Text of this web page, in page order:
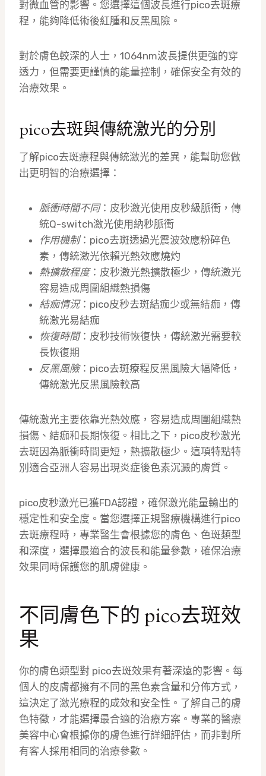
對微血管的影響。您選擇這個波長進行pico去斑療
程，能夠降低術後紅腫和反黑風險。
對於膚色較深的人士，1064nm波長提供更強的穿
透力，但需要更謹慎的能量控制，確保安全有效的
治療效果。
pico去斑與傳統激光的分別
了解pico去斑療程與傳統激光的差異，能幫助您做
出更明智的治療選擇：
脈衝時間不同：皮秒激光使用皮秒級脈衝，傳
統Q-switch激光使用納秒脈衝
作用機制：pico去斑透過光震波效應粉碎色
素，傳統激光依賴光熱效應燒灼
熱擴散程度：皮秒激光熱擴散極少，傳統激光
容易造成周圍組織熱損傷
結痂情況：pico皮秒去斑結痂少或無結痂，傳
統激光易結痂
恢復時間：皮秒技術恢復快，傳統激光需要較
長恢復期
反黑風險：pico去斑療程反黑風險大幅降低，
傳統激光反黑風險較高
傳統激光主要依靠光熱效應，容易造成周圍組織熱
損傷、結痂和長期恢復。相比之下，pico皮秒激光
去斑因為脈衝時間更短，熱擴散極少。這項特點特
別適合亞洲人容易出現炎症後色素沉澱的膚質。
pico皮秒激光已獲FDA認證，確保激光能量輸出的
穩定性和安全度。當您選擇正規醫療機構進行pico
去斑療程時，專業醫生會根據您的膚色、色斑類型
和深度，選擇最適合的波長和能量參數，確保治療
效果同時保護您的肌膚健康。
不同膚色下的 pico去斑效
果
你的膚色類型對 pico去斑效果有著深遠的影響。每
個人的皮膚都擁有不同的黑色素含量和分佈方式，
這決定了激光療程的成效和安全性。了解自己的膚
色特徵，才能選擇最合適的治療方案。專業的醫療
美容中心會根據你的膚色進行詳細評估，而非對所
有客人採用相同的治療參數。